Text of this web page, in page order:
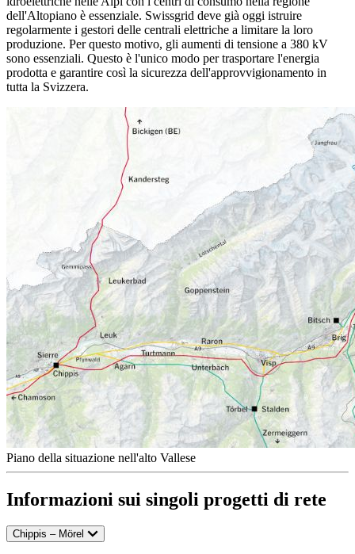
dell'Altopiano è essenziale. Swissgrid deve già oggi istruire
regolarmente i gestori delle centrali elettriche a limitare la loro
produzione. Per questo motivo, gli aumenti di tensione a 380 kV
sono essenziali. Questo è l'unico modo per trasportare l'energia
prodotta e garantire così la sicurezza dell'approvvigionamento in
tutta la Svizzera.
Piano della situazione nell'alto Vallese
Informazioni sui singoli progetti di rete
Chippis – Mörel